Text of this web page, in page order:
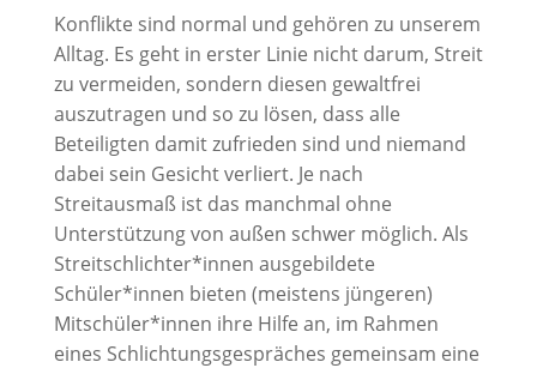
Konflikte sind normal und gehören zu unserem
Alltag. Es geht in erster Linie nicht darum, Streit
zu vermeiden, sondern diesen gewaltfrei
auszutragen und so zu lösen, dass alle
Beteiligten damit zufrieden sind und niemand
dabei sein Gesicht verliert. Je nach
Streitausmaß ist das manchmal ohne
Unterstützung von außen schwer möglich. Als
Streitschlichter*innen ausgebildete
Schüler*innen bieten (meistens jüngeren)
Mitschüler*innen ihre Hilfe an, im Rahmen
eines Schlichtungsgespräches gemeinsam eine